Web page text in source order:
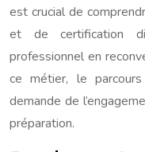
est crucial de
et de certification
professionnel en
ce métier, le
demande de
préparation.